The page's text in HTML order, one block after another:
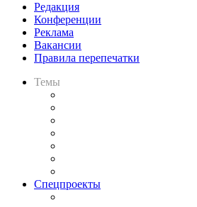
Редакция
Конференции
Реклама
Вакансии
Правила перепечатки
Темы
Спецпроекты